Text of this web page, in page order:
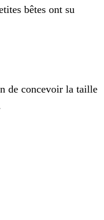
bêtes ont su
de concevoir la taille